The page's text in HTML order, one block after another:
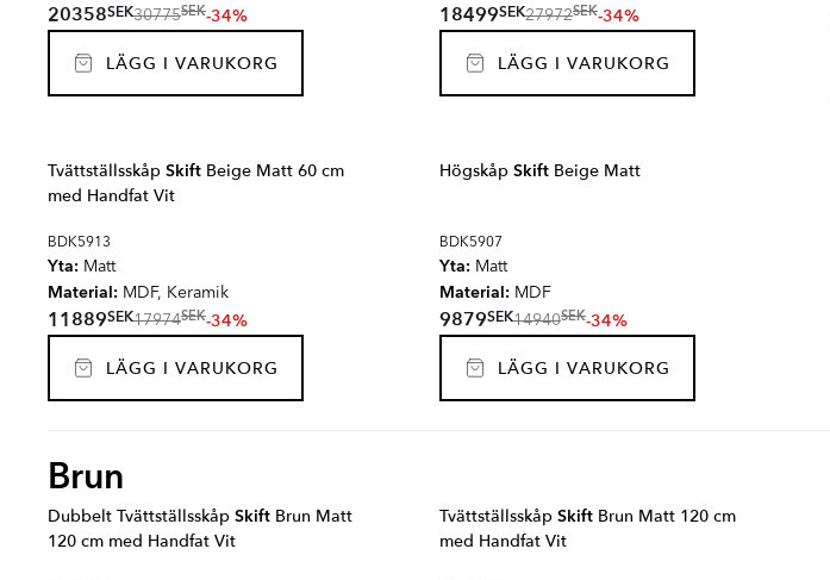
20358SEK30775SEK-34%
LÄGG I VARUKORG
18499SEK27972SEK-34%
LÄGG I VARUKORG
Tvättställsskåp Skift Beige Matt 60 cm
med Handfat Vit
BDK5913
Yta: Matt
Material: MDF, Keramik
11889SEK17974SEK-34%
LÄGG I VARUKORG
Högskåp Skift Beige Matt
BDK5907
Yta: Matt
Material: MDF
9879SEK14940SEK-34%
LÄGG I VARUKORG
Brun
Dubbelt Tvättställsskåp Skift Brun Matt
120 cm med Handfat Vit
Tvättställsskåp Skift Brun Matt 120 cm
med Handfat Vit